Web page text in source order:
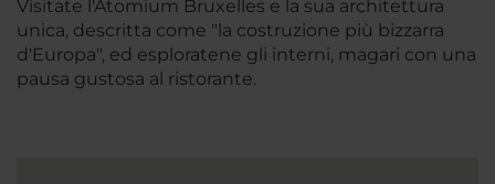
Visitate l'Atomium Bruxelles e la sua architettura
unica, descritta come "la costruzione più bizzarra
d'Europa", ed esploratene gli interni, magari con una
pausa gustosa al ristorante.